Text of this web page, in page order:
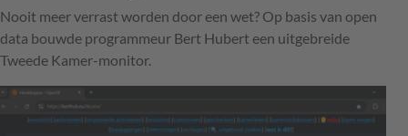
Nooit meer verrast worden door een wet? Op basis van open
data bouwde programmeur Bert Hubert een uitgebreide
Tweede Kamer-monitor.